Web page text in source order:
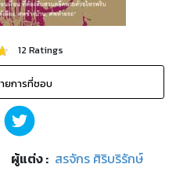
12Ratings
ยการที่ชอบ
ผู้แต่ง : สรจักร ศิริบริรักษ์